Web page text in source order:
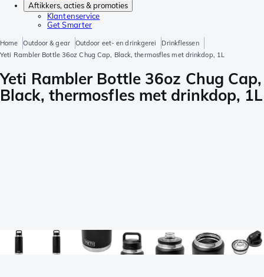
Aftikkers, acties & promoties
Klantenservice
Get Smarter
Home Outdoor & gear Outdoor eet- en drinkgerei
Drinkflessen
Yeti Rambler Bottle 36oz Chug Cap, Black, thermosfles met drinkdop, 1L
Yeti Rambler Bottle 36oz Chug Cap,
Black, thermosfles met drinkdop, 1L